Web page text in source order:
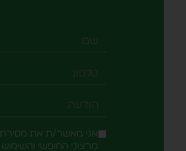
שם
טלפון
הודעה
אני מאשר/ת את
מרצוני החופשי